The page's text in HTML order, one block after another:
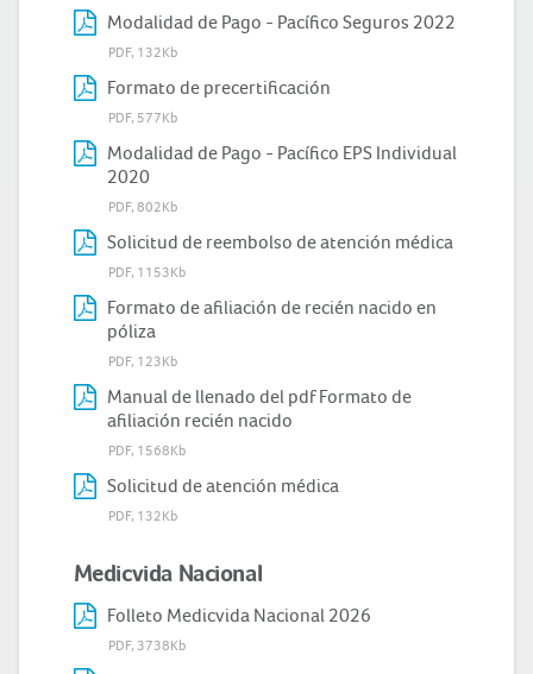
Modalidad de Pago - Pacífico Seguros 2022
PDF, 132Kb
Formato de precertificación
PDF, 577Kb
Modalidad de Pago - Pacífico EPS Individual
2020
PDF, 802Kb
Solicitud de reembolso de atención médica
PDF, 1153Kb
Formato de afiliación de recién nacido en
póliza
PDF, 123Kb
Manual de llenado del pdf Formato de
afiliación recién nacido
PDF, 1568Kb
Solicitud de atención médica
PDF, 132Kb
Medicvida Nacional
Folleto Medicvida Nacional 2026
PDF, 3738Kb